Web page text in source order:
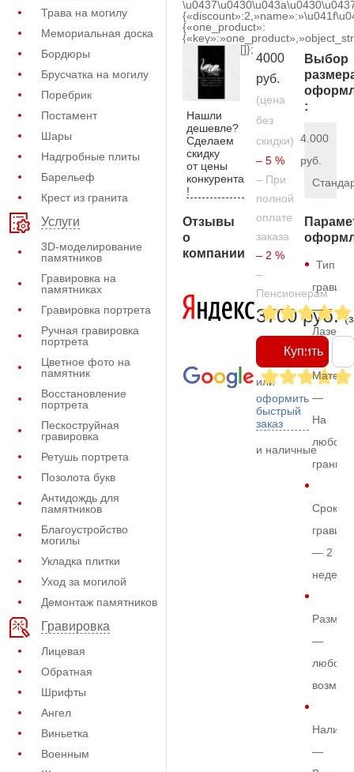
Трава на могилу
Мемориальная доска
Бордюры
Брусчатка на могилу
Поребрик
Постамент
Шары
Надгробные плиты
Барельеф
Крест из гранита
Услуги
3D-моделирование
памятников
Гравировка на
памятниках
Гравировка портрета
Ручная гравировка
портрета
Цветное фото на
памятник
Восстановление
портрета
Пескоструйная
гравировка
Ретушь портрета
Позолота букв
Антидождь для
памятников
Благоустройство
могилы
Укладка плитки
Уход за могилой
Демонтаж памятников
Гравировка
Лицевая
Обратная
Шрифты
Ангел
Виньетка
Военным
{«one_product»:
[]};
Нашли
дешевле?
Сделаем
скидку
от цены
конкурента
!
Отзывы
о
компании
4000
руб.
(цена
без
скидки)
– 5 %
– При
полной
оплате
заказа
– 2 %
–
Пенсионерам
3700 руб.
Купить
или
оформить
быстрый
заказ
и наличные
Выбор
:
4.000
руб.
Тип
—
—
На
любом
граните
Срок
— 2
недели
Размер
—
любой
—